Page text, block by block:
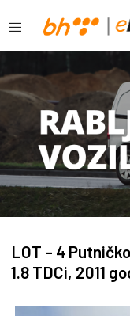
LOT – 4
1.8 TDCi, 2011